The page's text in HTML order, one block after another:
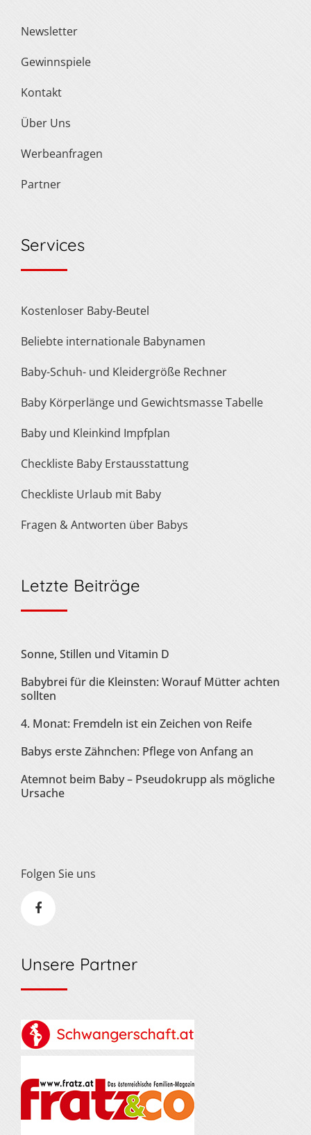
Newsletter
Gewinnspiele
Kontakt
Über Uns
Werbeanfragen
Partner
Services
Kostenloser Baby-Beutel
Beliebte internationale Babynamen
Baby-Schuh- und Kleidergröße Rechner
Baby Körperlänge und Gewichtsmasse Tabelle
Baby und Kleinkind Impfplan
Checkliste Baby Erstausstattung
Checkliste Urlaub mit Baby
Fragen & Antworten über Babys
Letzte Beiträge
Sonne, Stillen und Vitamin D
Babybrei für die Kleinsten: Worauf Mütter achten
sollten
4. Monat: Fremdeln ist ein Zeichen von Reife
Babys erste Zähnchen: Pflege von Anfang an
Atemnot beim Baby – Pseudokrupp als mögliche
Ursache
Folgen Sie uns
Unsere Partner